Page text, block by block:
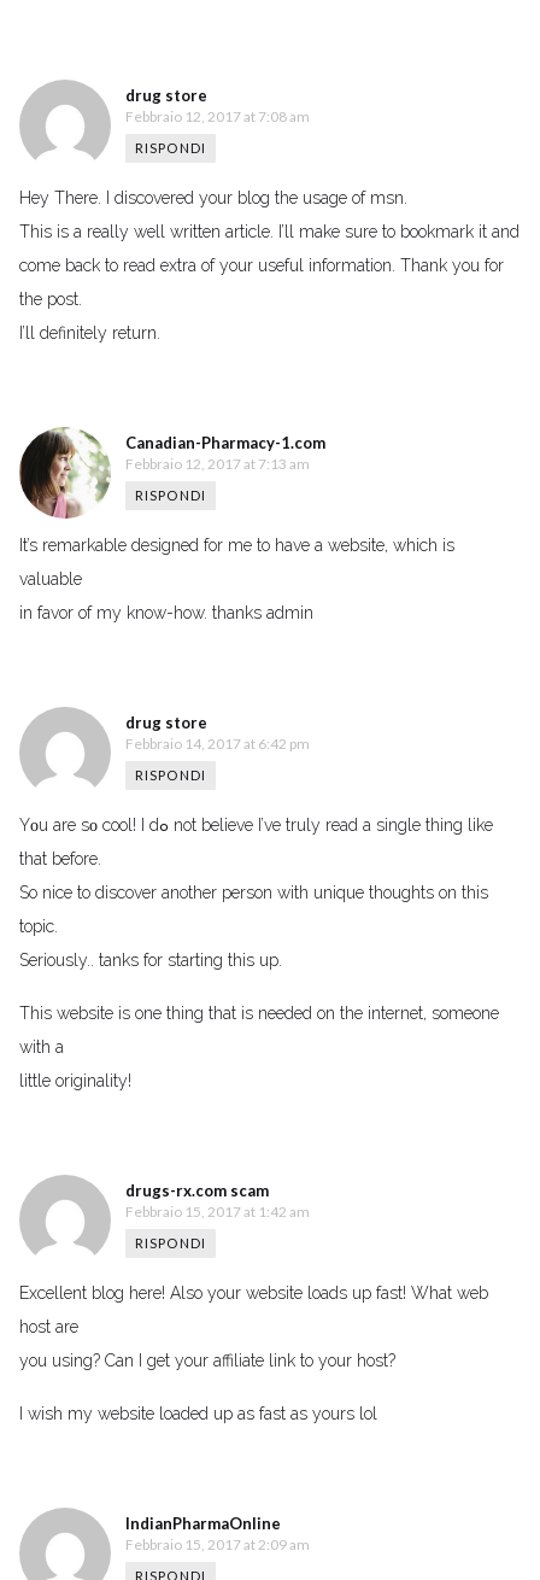
drug store
Febbraio 12, 2017 at 7:08 am
RISPONDI
Hey There. I discovered your blog the usage of msn.
This is a really well written article. I’ll make sure to bookmark it and
come back to read extra of your useful information. Thank you for
the post.
I’ll definitely return.
Canadian-Pharmacy-1.com
Febbraio 12, 2017 at 7:13 am
RISPONDI
It’s remarkable designed for me to have a website, which is
valuable
in favor of my know-how. thanks admin
drug store
Febbraio 14, 2017 at 6:42 pm
RISPONDI
Yοu are sο cool! I dߋ not believe I’ve truly read a single thing like
that before.
So nice to discover another person with unique thoughtѕ on this
topic.
Seriously.. tһanks for starting thiѕ up.
Thiѕ website is one thing that is needed on the internet, someone
with a
little оriginality!
drugs-rx.com scam
Febbraio 15, 2017 at 1:42 am
RISPONDI
Excellent blog here! Also your website loads up fast! What web
host are
you using? Can I get your affiliate link to your host?
I wish my website loaded up as fast as yours lol
IndianPharmaOnline
Febbraio 15, 2017 at 2:09 am
RISPONDI